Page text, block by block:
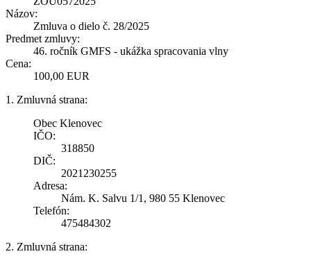
Názov:
Zmluva o dielo č. 28/2025
Predmet zmluvy:
46. ročník GMFS - ukážka spracovania vlny
Cena:
100,00 EUR
1. Zmluvná strana:
Obec Klenovec
IČO:
318850
DIČ:
2021230255
Adresa:
Nám. K. Salvu 1/1, 980 55 Klenovec
Telefón:
475484302
2. Zmluvná strana: